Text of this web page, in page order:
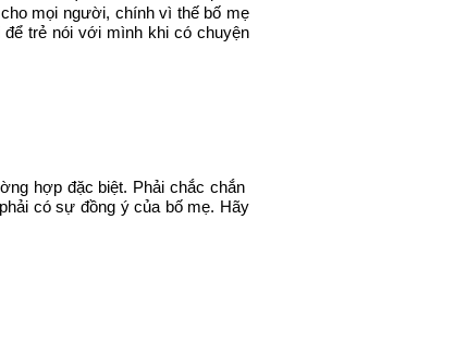
mọi người, chính vì thế bố mẹ
trẻ nói với mình khi có chuyện
hợp đặc biệt. Phải chắc chắn
có sự đồng ý của bố mẹ. Hãy